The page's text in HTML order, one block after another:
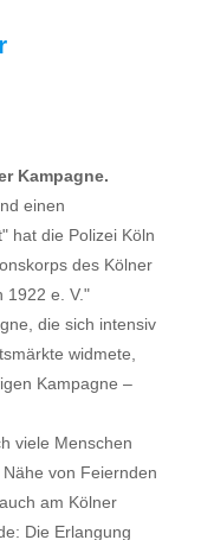
Kampagne.
einen
hat die Polizei Köln
des Kölner
1922 e. V."
die sich intensiv
widmete,
Kampagne –
viele Menschen
von Feiernden
am Kölner
Die Erlangung